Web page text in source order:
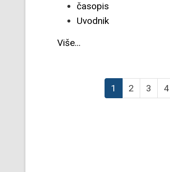
časopis
Uvodnik
Više...
1 2 3 4